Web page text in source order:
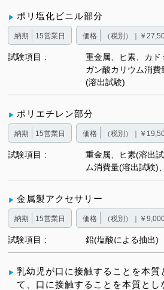
ポリ塩化ビニル部分
納期 15営業日 価格 （税別）｜￥
試験項目
重金属、ヒ素、カ
ガン酸カリウム消
(溶出試験)
ポリエチレン部分
納期 15営業日 価格 （税別）｜￥
試験項目
重金属、ヒ素(溶出
ム消費量(溶出試験)
金属製アクセサリー
納期 15営業日 価格 （税別）｜￥
試験項目 鉛(塩酸による抽出)
乳幼児が口に接触することを本質
て、口に接触することを本質とし